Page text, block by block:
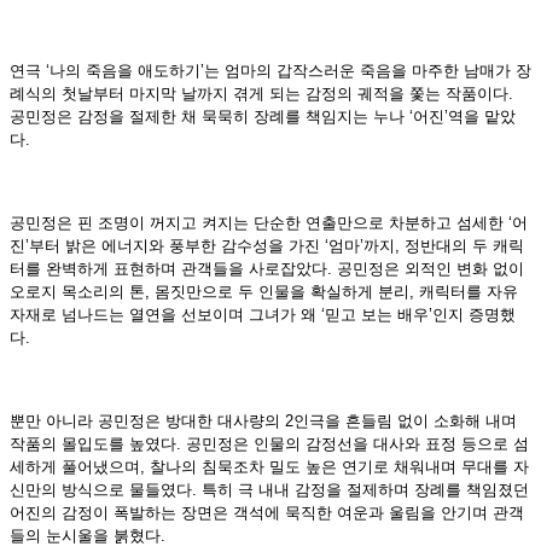
연극 ‘나의 죽음을 애도하기’는 엄마의 갑작스러운 죽음을 마주한 남매가 장
례식의 첫날부터 마지막 날까지 겪게 되는 감정의 궤적을 쫓는 작품이다.
공민정은 감정을 절제한 채 묵묵히 장례를 책임지는 누나 ‘어진’역을 맡았
다.
공민정은 핀 조명이 꺼지고 켜지는 단순한 연출만으로 차분하고 섬세한 ‘어
진’부터 밝은 에너지와 풍부한 감수성을 가진 ‘엄마’까지, 정반대의 두 캐릭
터를 완벽하게 표현하며 관객들을 사로잡았다. 공민정은 외적인 변화 없이
오로지 목소리의 톤, 몸짓만으로 두 인물을 확실하게 분리, 캐릭터를 자유
자재로 넘나드는 열연을 선보이며 그녀가 왜 ‘믿고 보는 배우’인지 증명했
다.
뿐만 아니라 공민정은 방대한 대사량의 2인극을 흔들림 없이 소화해 내며
작품의 몰입도를 높였다. 공민정은 인물의 감정선을 대사와 표정 등으로 섬
세하게 풀어냈으며, 찰나의 침묵조차 밀도 높은 연기로 채워내며 무대를 자
신만의 방식으로 물들였다. 특히 극 내내 감정을 절제하며 장례를 책임졌던
어진의 감정이 폭발하는 장면은 객석에 묵직한 여운과 울림을 안기며 관객
들의 눈시울을 붉혔다.